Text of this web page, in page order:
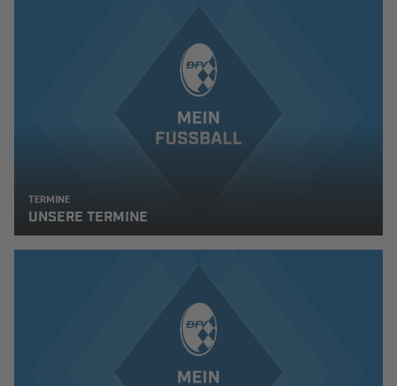
TERMINE
UNSERE TERMINE